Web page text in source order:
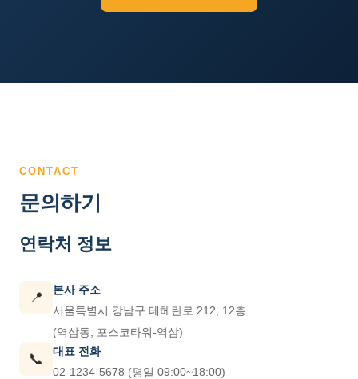
CONTACT
문의하기
연락처 정보
📍
본사 주소
서울특별시 강남구 테헤란로 212, 12층
(역삼동, 포스코타워-역삼)
📞
대표 전화
02-1234-5678 (평일 09:00~18:00)